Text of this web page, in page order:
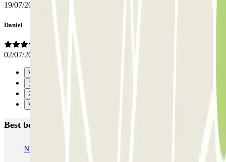
19/07/2026
Daniel
02/07/2026
Vorige
1
2
Verzenden
Best beoordeelde parkeergarages in Barcelona
NN Santaló